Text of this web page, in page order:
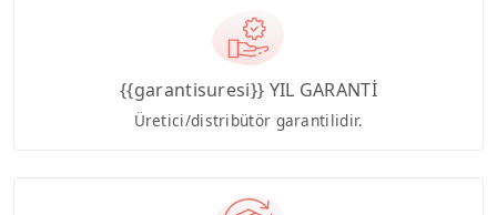
{{garantisuresi}} YIL GARANTİ
Üretici/distribütör garantilidir.